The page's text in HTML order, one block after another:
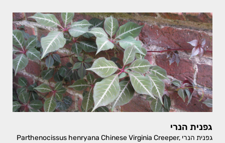
גפנית הנרי
גפנית הנרי Parthenocissus henryana Chinese Virginia Creeper,